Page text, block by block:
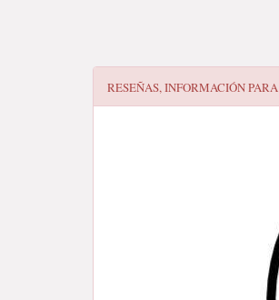
RESEÑAS, INFORMACIÓN PARA